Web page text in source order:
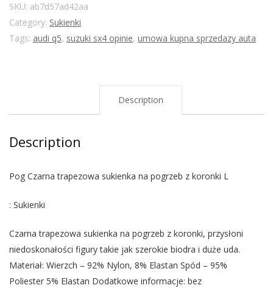
SKU: ab7d57ad42aa
Category: Sukienki
Tags: audi q5, suzuki sx4 opinie, umowa kupna sprzedazy auta
Description
Description
Pog Czarna trapezowa sukienka na pogrzeb z koronki L
: Sukienki
Czarna trapezowa sukienka na pogrzeb z koronki, przysłoni
niedoskonałości figury takie jak szerokie biodra i duże uda.
Materiał: Wierzch – 92% Nylon, 8% Elastan Spód – 95%
Poliester 5% Elastan Dodatkowe informacje: bez